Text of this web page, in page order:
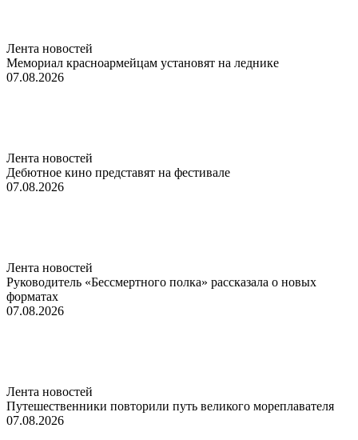
Лента новостей
Мемориал красноармейцам установят на леднике
07.08.2026
Лента новостей
Дебютное кино представят на фестивале
07.08.2026
Лента новостей
Руководитель «Бессмертного полка» рассказала о новых
форматах
07.08.2026
Лента новостей
Путешественники повторили путь великого мореплавателя
07.08.2026